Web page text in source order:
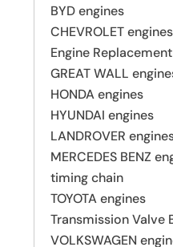
BYD engines
CHEVROLET engines
Engine
GREAT WALL
HONDA engines
HYUNDAI engines
LANDROVER
MERCEDES BENZ
timing chain
TOYOTA engines
Transmission Valve
VOLKSWAGEN